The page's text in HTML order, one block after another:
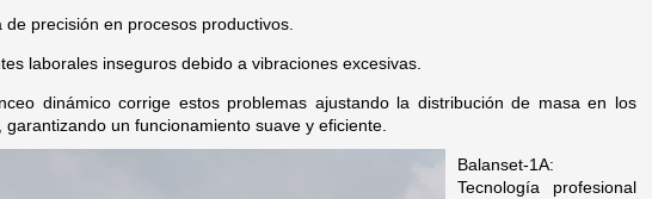
de precisión en procesos productivos.
laborales inseguros debido a vibraciones excesivas.
dinámico corrige estos problemas ajustando la distribución de masa en los
garantizando un funcionamiento suave y eficiente.
Balanset-1A:
Tecnología profesional